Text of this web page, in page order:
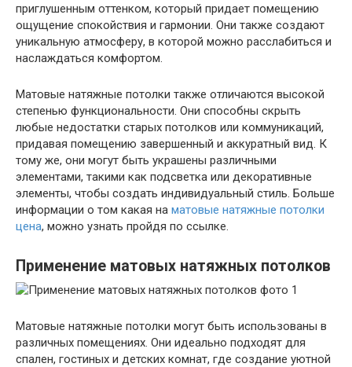
приглушенным оттенком, который придает помещению
ощущение спокойствия и гармонии. Они также создают
уникальную атмосферу, в которой можно расслабиться и
наслаждаться комфортом.
Матовые натяжные потолки также отличаются высокой
степенью функциональности. Они способны скрыть
любые недостатки старых потолков или коммуникаций,
придавая помещению завершенный и аккуратный вид. К
тому же, они могут быть украшены различными
элементами, такими как подсветка или декоративные
элементы, чтобы создать индивидуальный стиль. Больше
информации о том какая на матовые натяжные потолки
цена, можно узнать пройдя по ссылке.
Применение матовых натяжных потолков
Матовые натяжные потолки могут быть использованы в
различных помещениях. Они идеально подходят для
спален, гостиных и детских комнат, где создание уютной